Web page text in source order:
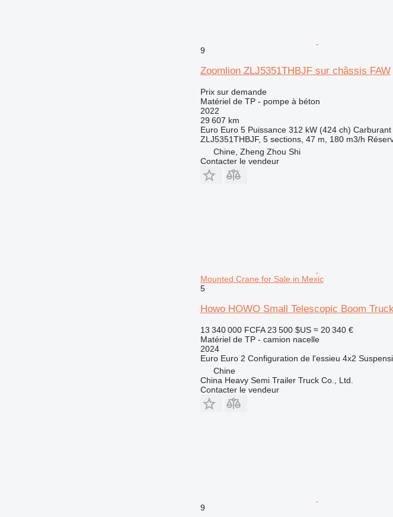
9
Zoomlion ZLJ5351THBJF sur châssis FAW
Prix sur demande
Matériel de TP - pompe à béton
2022
29 607 km
Euro Euro 5 Puissance 312 kW (424 ch) Carburant
ZLJ5351THBJF, 5 sections, 47 m, 180 m3/h
Chine, Zheng Zhou Shi
Contacter le vendeur
Mounted Crane for Sale in Mexic
5
Howo HOWO Small Telescopic Boom
13 340 000 FCFA 23 500 $US ≈ 20 340 €
Matériel de TP - camion nacelle
2024
Euro Euro 2 Configuration de l'essieu 4x2
Chine
China Heavy Semi Trailer Truck Co., Ltd.
Contacter le vendeur
9